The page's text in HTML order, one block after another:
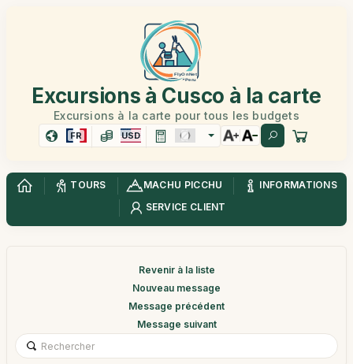
Excursions à Cusco à la carte
Excursions à la carte pour tous les budgets
FR USD
TOURS MACHU PICCHU
INFORMATIONS
SERVICE CLIENT
Revenir à la liste
Nouveau message
Message précédent
Message suivant